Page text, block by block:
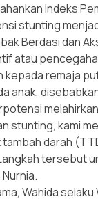
Indeks
stunting
Berdasi dan
atau
remaja
anak,
stunting, kami
darah
tersebut
Wahida selaku